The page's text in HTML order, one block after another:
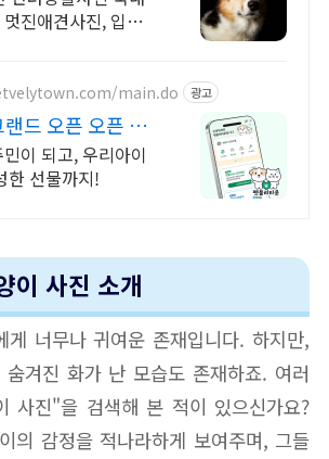
진애견사진, 입소
main.do 광고
드 오픈 오픈 이
이 되고, 우리아이
한 선물까지!
이 사진 소개
게 너무나 귀여운 존재입니다. 하지만,
겨진 화가 난 모습도 존재하죠. 여러
사진"을 검색해 본 적이 있으신가요?
의 감정을 적나라하게 보여주며, 그들